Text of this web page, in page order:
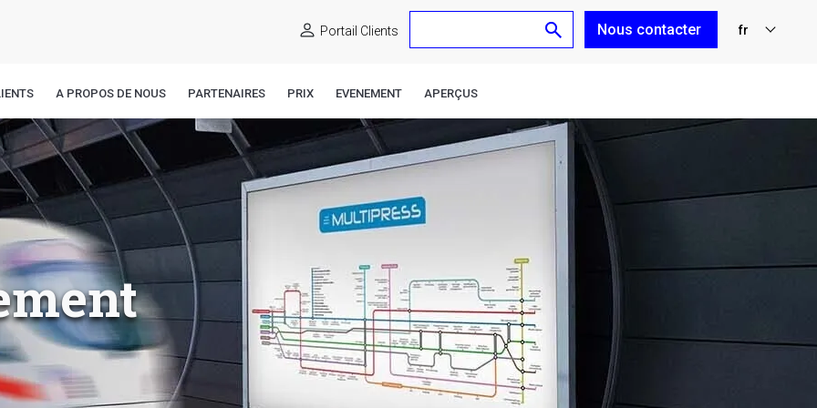
Portail Clients Nous contacter fr
A PROPOS DE NOUS PARTENAIRES PRIX EVENEMENT APERÇUS